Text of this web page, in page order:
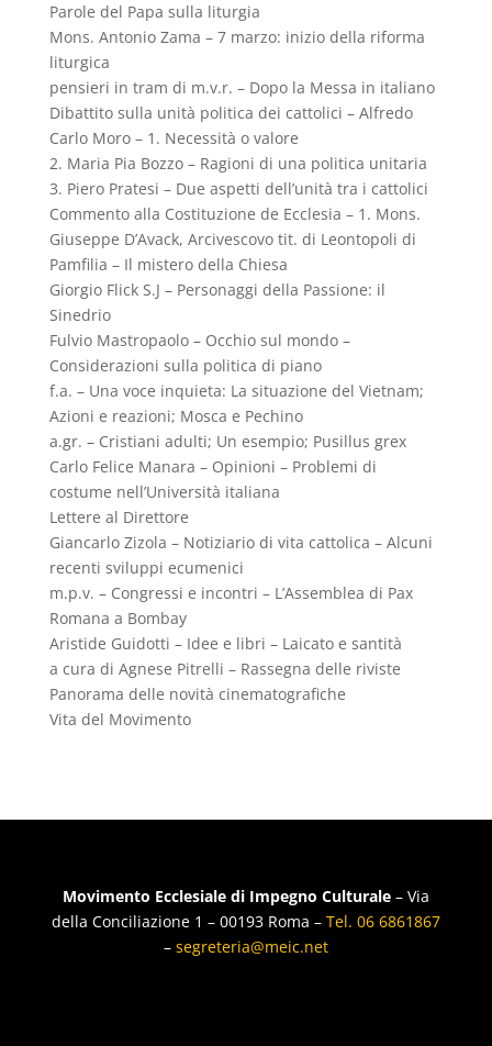
Parole del Papa sulla liturgia
Mons. Antonio Zama – 7 marzo: inizio della riforma
liturgica
pensieri in tram di m.v.r. – Dopo la Messa in italiano
Dibattito sulla unità politica dei cattolici – Alfredo
Carlo Moro – 1. Necessità o valore
2. Maria Pia Bozzo – Ragioni di una politica unitaria
3. Piero Pratesi – Due aspetti dell’unità tra i cattolici
Commento alla Costituzione de Ecclesia – 1. Mons.
Giuseppe D’Avack, Arcivescovo tit. di Leontopoli di
Pamfilia – Il mistero della Chiesa
Giorgio Flick S.J – Personaggi della Passione: il
Sinedrio
Fulvio Mastropaolo – Occhio sul mondo –
Considerazioni sulla politica di piano
f.a. – Una voce inquieta: La situazione del Vietnam;
Azioni e reazioni; Mosca e Pechino
a.gr. – Cristiani adulti; Un esempio; Pusillus grex
Carlo Felice Manara – Opinioni – Problemi di
costume nell’Università italiana
Lettere al Direttore
Giancarlo Zizola – Notiziario di vita cattolica – Alcuni
recenti sviluppi ecumenici
m.p.v. – Congressi e incontri – L’Assemblea di Pax
Romana a Bombay
Aristide Guidotti – Idee e libri – Laicato e santità
a cura di Agnese Pitrelli – Rassegna delle riviste
Panorama delle novità cinematografiche
Vita del Movimento
Movimento Ecclesiale di Impegno Culturale– Via
della Conciliazione 1 – 00193 Roma – Tel. 06 6861867
– segreteria@meic.net